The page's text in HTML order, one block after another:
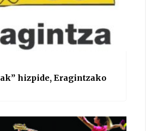
hizpide, Eragintzako